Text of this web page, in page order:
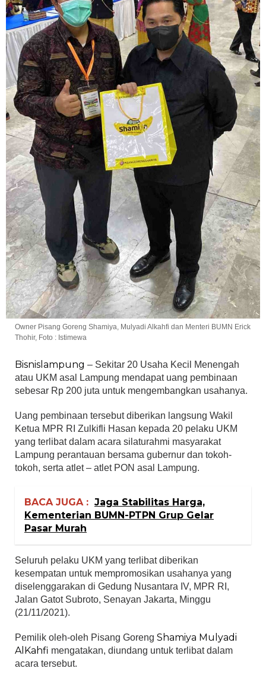
Owner Pisang Goreng Shamiya, Mulyadi Alkahfi dan Menteri BUMN Erick
Thohir, Foto : Istimewa
Bisnislampung – Sekitar 20 Usaha Kecil Menengah
atau UKM asal Lampung mendapat uang pembinaan
sebesar Rp 200 juta untuk mengembangkan usahanya.
Uang pembinaan tersebut diberikan langsung Wakil
Ketua MPR RI Zulkifli Hasan kepada 20 pelaku UKM
yang terlibat dalam acara silaturahmi masyarakat
Lampung perantauan bersama gubernur dan tokoh-
tokoh, serta atlet – atlet PON asal Lampung.
BACA JUGA : Jaga Stabilitas Harga,
Kementerian BUMN-PTPN Grup Gelar
Pasar Murah
Seluruh pelaku UKM yang terlibat diberikan
kesempatan untuk mempromosikan usahanya yang
diselenggarakan di Gedung Nusantara IV, MPR RI,
Jalan Gatot Subroto, Senayan Jakarta, Minggu
(21/11/2021).
Pemilik oleh-oleh Pisang Goreng Shamiya Mulyadi
AlKahfi mengatakan, diundang untuk terlibat dalam
acara tersebut.